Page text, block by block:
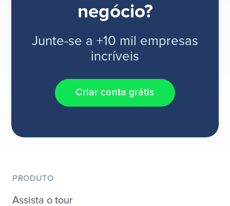
negócio?
Junte-se a +10 mil empresas
incríveis
Criar conta grátis
PRODUTO
Assista o tour